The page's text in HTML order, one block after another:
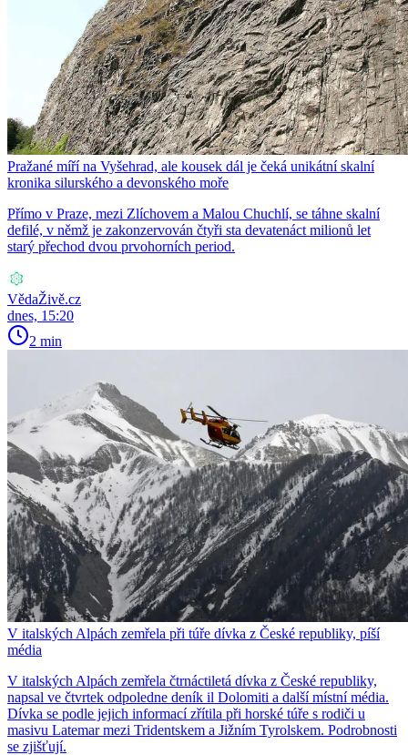
Pražané míří na Vyšehrad, ale kousek dál je čeká unikátní skalní
kronika silurského a devonského moře
Přímo v Praze, mezi Zlíchovem a Malou Chuchlí, se táhne skalní
defilé, v němž je zakonzervován čtyři sta devatenáct milionů let
starý přechod dvou prvohorních period.
VědaŽivě.cz
dnes, 15:20
2 min
V italských Alpách zemřela při túře dívka z České republiky, píší
média
V italských Alpách zemřela čtrnáctiletá dívka z České republiky,
napsal ve čtvrtek odpoledne deník il Dolomiti a další místní média.
Dívka se podle jejich informací zřítila při horské túře s rodiči u
masivu Latemar mezi Tridentskem a Jižním Tyrolskem. Podrobnosti
se zjišťují.